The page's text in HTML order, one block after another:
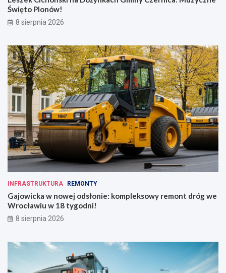
Święto Plonów!
8 sierpnia 2026
INFRASTRUKTURA REMONTY
Gajowicka w nowej odsłonie: kompleksowy remont dróg we
Wrocławiu w 18 tygodni!
8 sierpnia 2026